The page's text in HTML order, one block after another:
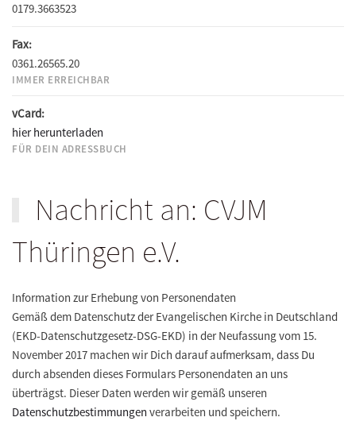
0179.3663523
Fax:
0361.26565.20
IMMER ERREICHBAR
vCard:
hier herunterladen
FÜR DEIN ADRESSBUCH
Nachricht an: CVJM
Thüringen e.V.
Information zur Erhebung von Personendaten
Gemäß dem Datenschutz der Evangelischen Kirche in Deutschland
(EKD-Datenschutzgesetz-DSG-EKD) in der Neufassung vom 15.
November 2017 machen wir Dich darauf aufmerksam, dass Du
durch absenden dieses Formulars Personendaten an uns
überträgst. Dieser Daten werden wir gemäß unseren
Datenschutzbestimmungen verarbeiten und speichern.